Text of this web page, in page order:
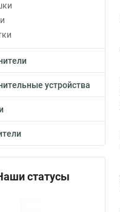
устройства
статусы